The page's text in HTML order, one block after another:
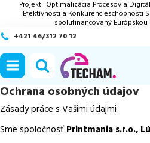
Projekt "Optimalizácia Procesov a
Efektívnosti a Konkurencieschopnosti
spolufinancovaný Európskou
+421 46/312 70 12
Ochrana osobných údajov
Zásady práce s Vašimi údajmi
Sme spoločnosť Printmania s.r.o.,